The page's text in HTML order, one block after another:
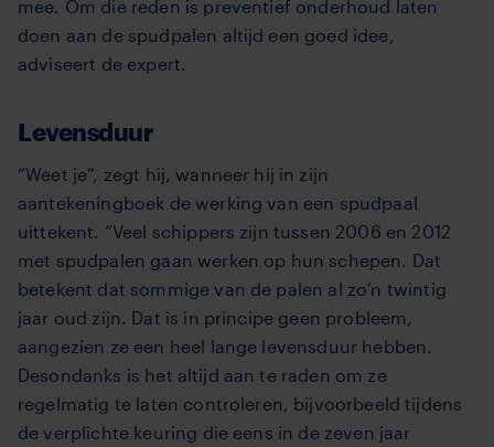
mee. Om die reden is preventief onderhoud laten
doen aan de spudpalen altijd een goed idee,
adviseert de expert.
Levensduur
“Weet je”, zegt hij, wanneer hij in zijn
aantekeningboek de werking van een spudpaal
uittekent. “Veel schippers zijn tussen 2006 en 2012
met spudpalen gaan werken op hun schepen. Dat
betekent dat sommige van de palen al zo’n twintig
jaar oud zijn. Dat is in principe geen probleem,
aangezien ze een heel lange levensduur hebben.
Desondanks is het altijd aan te raden om ze
regelmatig te laten controleren, bijvoorbeeld tijdens
de verplichte keuring die eens in de zeven jaar